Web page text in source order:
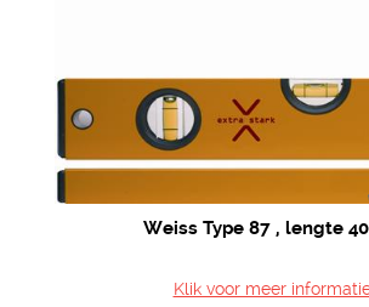
Weiss Type 87 , lengte
Klik voor meer